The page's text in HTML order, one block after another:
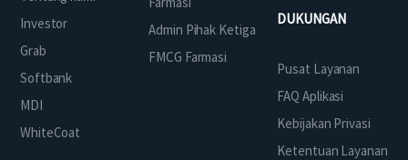
Investor
Grab
Softbank
MDI
WhiteCoat
Admin Pihak Ketiga
FMCG Farmasi
DUKUNGAN
Pusat Layanan
FAQ Aplikasi
Kebijakan Privasi
Ketentuan Layanan